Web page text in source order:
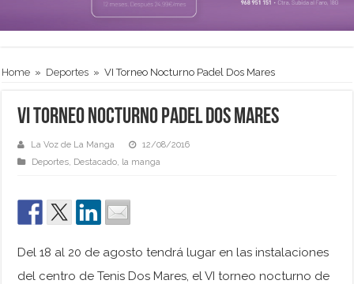
Home » Deportes » VI Torneo Nocturno Padel Dos Mares
VI Torneo Nocturno Padel Dos Mares
La Voz de La Manga
12/08/2016
Deportes, Destacado, la manga
Del 18 al 20 de agosto tendrá lugar en las instalaciones
del centro de Tenis Dos Mares, el VI torneo nocturno de